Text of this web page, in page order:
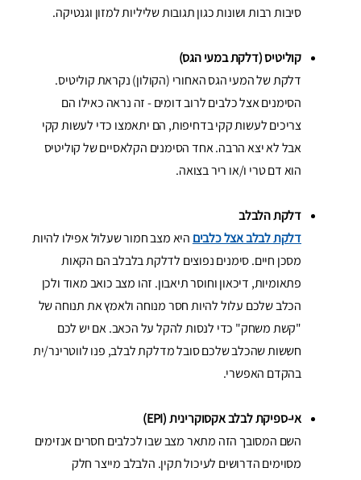
סיבות רבות ושונות כגון תגובות שליליות למזון וגנטיקה.
קוליטיס (דלקת במעי הגס)
דלקת של המעי הגס האחורי (הקולון) נקראת קוליטיס.
הסימנים אצל כלבים לרוב דומים - זה נראה כאילו הם
צריכים לעשות קקי בדחיפות, הם יתאמצו כדי לעשות קקי
אבל לא יצא הרבה. אחד הסימנים הקלאסיים של קוליטיס
הוא דם טרי ו/או ריר בצואה.
דלקת הלבלב
דלקת לבלב אצל כלבים היא מצב חמור שעלול אפילו להיות
מסכן חיים. סימנים נפוצים לדלקת בלבלב הם הקאות
פתאומיות, דיכאון וחוסר תיאבון. זהו מצב כואב מאוד ולכן
הכלב שלכם עלול להיות חסר מנוחה ולאמץ את תנוחה של
"קשת משחק" כדי לנסות להקל על הכאב. אם יש לכם
חששות שהכלב שלכם סובל מדלקת לבלב, פנו לווטרינר/ית
בהקדם האפשרי.
אי-ספיקת לבלב אקסוקרינית (EPI)
השם המסובך הזה מתאר מצב שבו לכלבים חסרים אנזימים
מסוימים הדרושים לעיכול תקין. הלבלב מייצר חלק